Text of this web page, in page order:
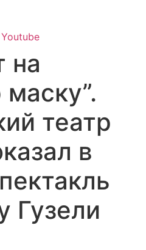
Youtube
на
театр
в
Гузели